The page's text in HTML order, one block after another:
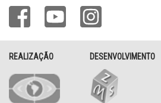
REALIZAÇÃO DESENVOLVIMENTO